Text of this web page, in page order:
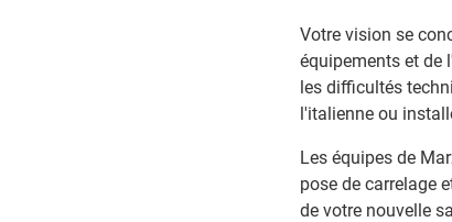
Votre vision se
équipements et de
les difficultés
l'italienne ou
Les équipes de
pose de carrelage
de votre nouvelle